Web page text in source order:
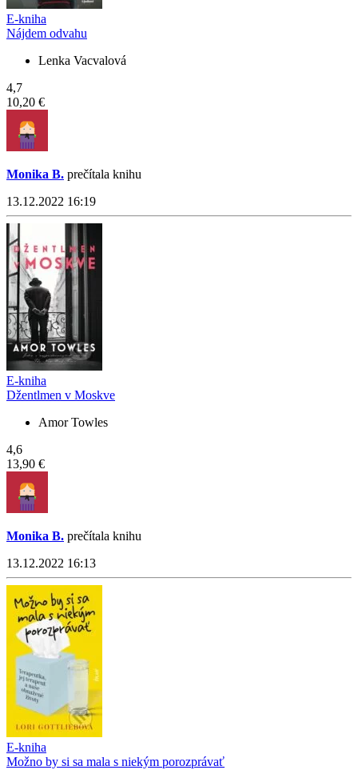
E-kniha
Nájdem odvahu
Lenka Vacvalová
4,7
10,20 €
Monika B. prečítala knihu
13.12.2022 16:19
E-kniha
Džentlmen v Moskve
Amor Towles
4,6
13,90 €
Monika B. prečítala knihu
13.12.2022 16:13
E-kniha
Možno by si sa mala s niekým porozprávať